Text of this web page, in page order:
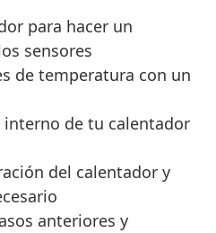
para hacer un
sensores
de temperatura con un
interno de tu calentador
del calentador y
anteriores y